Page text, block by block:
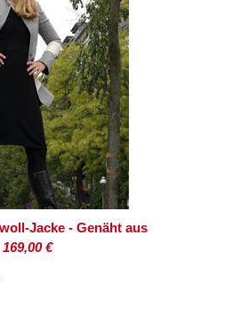
Jacke - Genäht aus
€